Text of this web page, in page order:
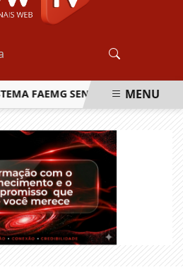
SENAR LANÇA O PRIMEIRO
MENU